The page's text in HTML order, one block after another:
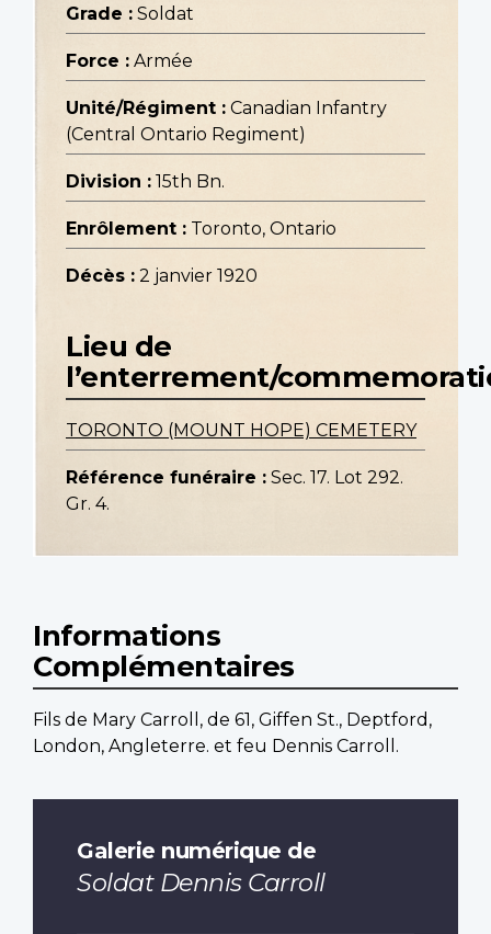
Grade : Soldat
Force : Armée
Unité/Régiment : Canadian Infantry
(Central Ontario Regiment)
Division : 15th Bn.
Enrôlement : Toronto, Ontario
Décès : 2 janvier 1920
Lieu de
l’enterrement/
TORONTO (MOUNT HOPE) CEMETERY
Référence funéraire : Sec. 17. Lot 292.
Gr. 4.
Informations
Complémentaires
Fils de Mary Carroll, de 61, Giffen St., Deptford,
London, Angleterre. et feu Dennis Carroll.
Galerie numérique de
Soldat Dennis Carroll